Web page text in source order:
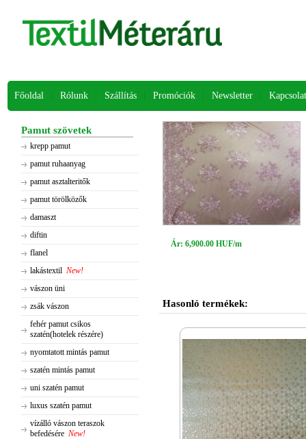
Főoldal Rólunk Szállítás Promóciók Newsletter Kapcsolat
Pamut szövetek
krepp pamut
pamut ruhaanyag
pamut asztalteritők
pamut törölközők
damaszt
diftin
flanel
lakástextil New!
vászon üni
zsák vászon
fehér pamut csikos
szatén(hotelek részére)
nyomtatott mintás pamut
szatén mintás pamut
uni szatén pamut
luxus szatén pamut
vízálló vászon teraszok
befedésére New!
Ár: 6,900.00 HUF/m
Hasonló termékek: